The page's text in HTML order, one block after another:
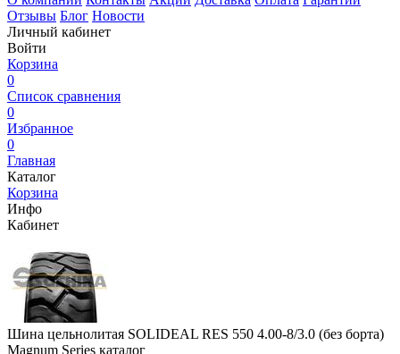
Отзывы Блог Новости
Личный кабинет
Войти
Корзина
0
Список сравнения
0
Избранное
0
Главная
Каталог
Корзина
Инфо
Кабинет
Шина цельнолитая SOLIDEAL RES 550 4.00-8/3.0 (без борта)
Magnum Series каталог